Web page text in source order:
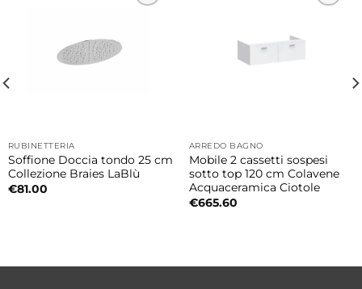
Finitura disponibile
Asse in legno opzionale
È possibile completare il lavabo/lavatoio con
RUBINETTERIA
Soffione Doccia tondo 25 cm
Collezione Braies LaBlù
€81.00
ARREDO BAGNO
Mobile 2 cassetti sospesi
sotto top 120 cm Colavene
Acquaceramica Ciotole
€665.60